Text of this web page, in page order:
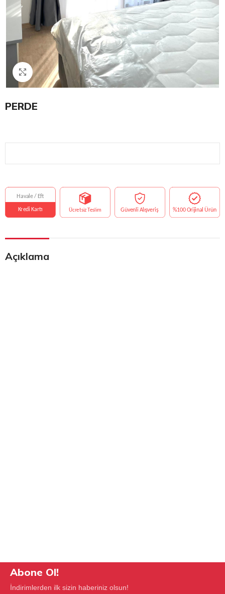
Click to enlarge
PERDE
Açıklama
Abone Ol!
İndirimlerden ilk sizin haberiniz olsun!